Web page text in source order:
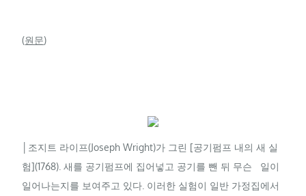
(원문)
조지트 라이프(Joseph Wright)가 그린 [공기펌프 내의 새 실
험](1768). 새를 공기펌프에 집어넣고 공기를 뺀 뒤 무슨 일이
일어나는지를 보여주고 있다. 이러한 실험이 일반 가정집에서